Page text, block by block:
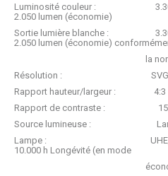
Luminosité couleur : 3.300
2.050 lumen (économie)
Sortie lumière blanche :
2.050 lumen (économie)
la norme ISO
Résolution : SVGA,
Rapport hauteur/largeur : 4:3
Rapport de contraste :
Source lumineuse :
Lampe : UHE, 210 W,
10.000 h Longévité (en mode